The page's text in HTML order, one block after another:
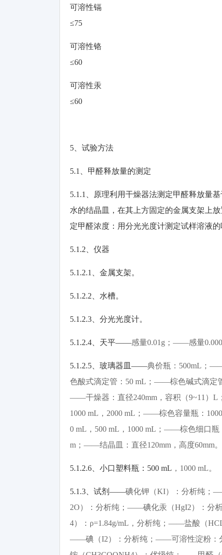
可溶性镉
≤75
可溶性铬
≤60
可溶性汞
≤60
5、试验方法
5.1 、甲醛释放量的测定
5.1.1
、原理利用干燥器法测定甲醛释放量
水的结晶皿，在其上方固定的金属支架上
定甲醛浓度：用分光光度计测定试样溶液
5.1.2 、仪器
5.1.2.1 、金属支架。
5.1.2.2 、水槽。
5.1.2.3 、分光光度计。
5.1.2.4 、天平——感量0.01g ； ——感量
5.1.2.5 、玻璃器皿 ——典价瓶： 500mL ；
色酸式滴定管： 50 mL ； ——棕色碱式滴定
——干燥器：直径240mm ，容积（9~11 ） L
1000 mL ， 2000 mL ； ——棕色容量瓶：
0 mL ， 500 mL ， 1000 mL ； ——棕色细口瓶
m ； ——结晶皿：直径120mm ，高度60mm。
5.1.2.6 、小口塑料瓶： 500 mL ， 1000 mL。
5.1.3 、试剂 ——碘化钾（KI）：分析纯；
2O）：分析纯； ——碘化汞（HgI2）：分
4）： ρ=1.84g/mL ，分析纯； ——盐酸（
——碘（I2）：分析纯； ——可溶性淀粉：